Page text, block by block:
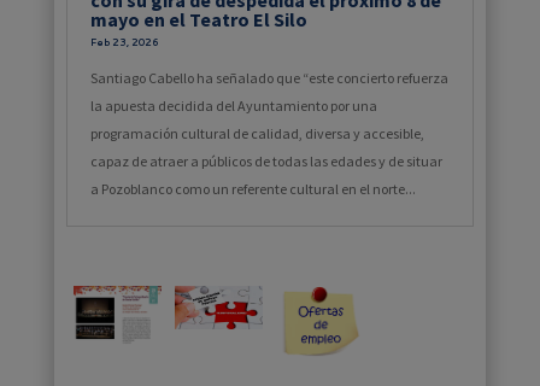
mayo en el Teatro El Silo
Feb 23, 2026
Santiago Cabello ha señalado que “este concierto refuerza
la apuesta decidida del Ayuntamiento por una
programación cultural de calidad, diversa y accesible,
capaz de atraer a públicos de todas las edades y de situar
a Pozoblanco como un referente cultural en el norte...